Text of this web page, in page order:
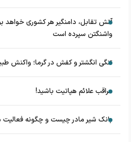
آتش تقابل، دامنگیر هر کشوری خواهد
واشنگتن سپرده است
تنگی انگشتر و کفش در گرما؛ واکنش
مراقب علائم هپاتیت باشید!
بانک شیر مادر چیست و چگونه فعالیت